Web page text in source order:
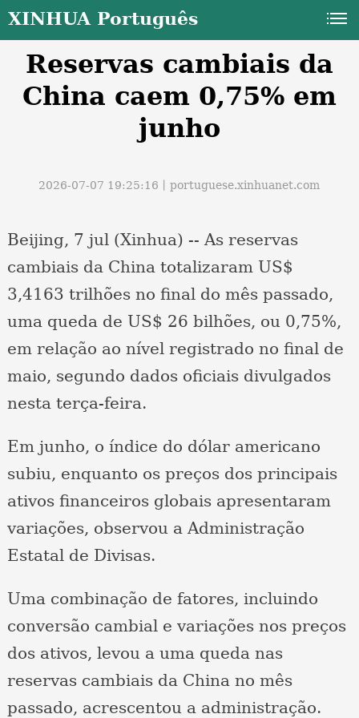
XINHUA Português
Reservas cambiais da
China caem 0,75% em
junho
2026-07-07 19:25:16丨portuguese.xinhuanet.com
Beijing, 7 jul (Xinhua) -- As reservas
cambiais da China totalizaram US$
3,4163 trilhões no final do mês passado,
uma queda de US$ 26 bilhões, ou 0,75%,
em relação ao nível registrado no final de
maio, segundo dados oficiais divulgados
nesta terça-feira.
Em junho, o índice do dólar americano
subiu, enquanto os preços dos principais
ativos financeiros globais apresentaram
variações, observou a Administração
Estatal de Divisas.
Uma combinação de fatores, incluindo
conversão cambial e variações nos preços
dos ativos, levou a uma queda nas
reservas cambiais da China no mês
passado, acrescentou a administração.